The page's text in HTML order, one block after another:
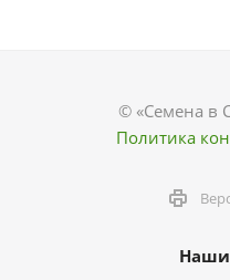
© «Семена в
Политика
Наши